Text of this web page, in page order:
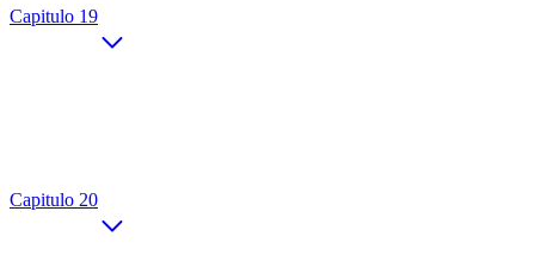
Capitulo 19
Capitulo 20